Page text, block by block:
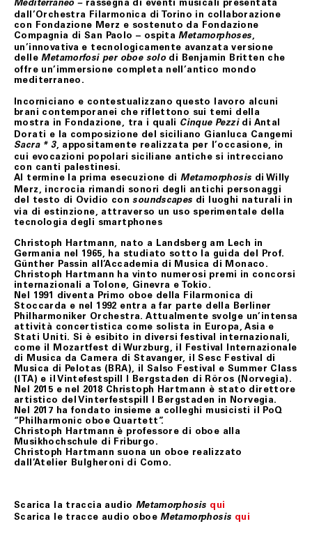
In tutti i casi di cui sopra, gli uffici competenti di
Fondazione Merz, effettuate le necessarie verifiche, ne
daranno comunicazione al Cliente e, se accertati il
danno, la non conformità o il difetto di fabbricazione,
attiveranno la procedura di sostituzione del/i
prodotto/i, senza alcuna spesa di spedizione aggiuntiva
a carico del Cliente.
prodotto/i, secondo le istruzioni e all’indirizzo postale
ottenuti contattando il Servizio Assistenza,
provvedendo ad imballare accuratamente il prodotto,
accludendovi l’imballo originale, i sigilli eventualmente
apposti nonché l’eventuale documentazione accessoria.
ART. 9 RISOLUZIONE DEL CONTRATTO
Fondazione Merz si riserva il diritto di risolvere il
contratto se, anche a seguito del perfezionamento dello
stesso, acquisite ulteriori informazioni, insorgessero
credito utilizzata per l’acquisto.
Fondazione Merz, in tal caso, provvederà al rimborso del
pagamento effettuato mediante storno dell’importo
addebitato sulla carta di credito indicata dal Cliente.
Fondazione Merz, se informato di casi di forza maggiore,
evento non prevedibile, indisponibilità dei mezzi di
trasporto, ove tali casi possano provocare ritardo,
ovvero rendere la consegna del/i prodotto/i acquistati
difficile o impossibile, e/o fossero causa di significativo
aumento del costo a suo carico, si riserverà di risolvere
il contratto. In tali ipotesi, Fondazione Merz
comunicherà le proprie determinazioni all’indirizzo di
posta elettronica del Cliente.
Il Cliente, nei casi suindicati, avrà diritto ad ottenere il
rimborso del pagamento effettuato, che avverrà
mediante storno dell’importo addebitato sulla carta di
credito da lui indicata.
Resta esclusa ogni altra pretesa e/o richiesta di
risarcimento a qualsiasi titolo nei confronti di
ART. 10 LEGGE APPLICABILE
Mediterraneo –rassegna di eventi musicali presentata
dall’Orchestra Filarmonica di Torino in collaborazione
con Fondazione Merz e sostenuto da Fondazione
Compagnia di San Paolo – ospitaMetamorphoses,
un’innovativa e tecnologicamente avanzata versione
delleMetamorfosi per oboe solodi Benjamin Britten che
offre un’immersione completa nell’antico mondo
mediterraneo.
Incorniciano e contestualizzano questo lavoro alcuni
brani contemporanei che riflettono sui temi della
mostra in Fondazione, tra i quali Cinque Pezzidi Antal
Dorati e la composizione del siciliano Gianluca Cangemi
Sacra * 3, appositamente realizzata per l’occasione, in
cui evocazioni popolari siciliane antiche si intrecciano
con canti palestinesi.
Al termine la prima esecuzione di Metamorphosis di Willy
Merz, incrocia rimandi sonori degli antichi personaggi
del testo di Ovidio consoundscapes di luoghi naturali in
via di estinzione, attraverso un uso sperimentale della
tecnologia degli smartphones
Christoph Hartmann, nato a Landsberg am Lech in
Germania nel 1965, ha studiato sotto la guida del Prof.
Günther Passin all’Accademia di Musica di Monaco.
Christoph Hartmann ha vinto numerosi premi in concorsi
internazionali a Tolone, Ginevra e Tokio.
Nel 1991 diventa Primo oboe della Filarmonica di
Stoccarda e nel 1992 entra a far parte della Berliner
Philharmoniker Orchestra. Attualmente svolge un’intensa
attività concertistica come solista in Europa, Asia e
Stati Uniti. Si è esibito in diversi festival internazionali,
come il Mozartfest di Wurzburg, il Festival Internazionale
di Musica da Camera di Stavanger, il Sesc Festival di
Musica di Pelotas (BRA), il Salso Festival e Summer Class
(ITA) e il Vintefestspill I Bergstaden di Röros (Norvegia).
Nel 2015 e nel 2018 Christoph Hartmann è stato direttore
artistico del Vinterfestspill I Bergstaden in Norvegia.
Nel 2017 ha fondato insieme a colleghi musicisti il PoQ
“Philharmonic oboe Quartett”.
Christoph Hartmann è professore di oboe alla
Musikhochschule di Friburgo.
Christoph Hartmann suona un oboe realizzato
dall’Atelier Bulgheroni di Como.
Scarica la traccia audio Metamorphosis qui
Scarica le tracce audio oboeMetamorphosis qui